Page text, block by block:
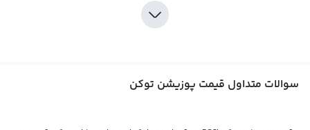
به دلیل پیچیدگی و نوسان قیمت‌های بیت کوین و سایر ارزهای دیجیتال، احتمالی
برای سرمایه‌گذاران حرفه‌ای وجود دارد که در این مواقع به دنبال استفاده از
انگلیسی Position Exchange شناخته می‌شود. این ارز دیجیتال به عنوان یک ابزارسوالات متداول قیمت پوزیشن توکن